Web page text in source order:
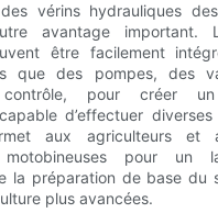
vérins hydrauliques
avantage important.
être facilement
que des pompes, des
pour créer un
d’effectuer
aux agriculteurs et
pour un
la préparation de base du
plus avancées.